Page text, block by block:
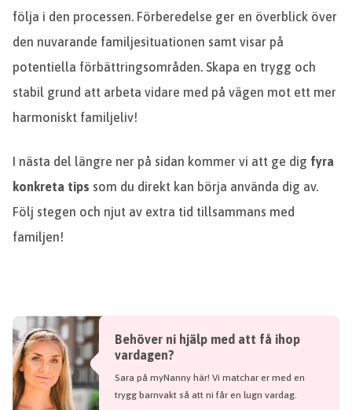
följa i den processen. Förberedelse ger en överblick över
den nuvarande familjesituationen samt visar på
potentiella förbättringsområden. Skapa en trygg och
stabil grund att arbeta vidare med på vägen mot ett mer
harmoniskt familjeliv!
I nästa del längre ner på sidan kommer vi att ge dig fyra
konkreta tips som du direkt kan börja använda dig av.
Följ stegen och njut av extra tid tillsammans med
familjen!
Behöver ni hjälp med att få ihop
vardagen?
Sara på myNanny här! Vi matchar er med en
trygg barnvakt så att ni får en lugn vardag.